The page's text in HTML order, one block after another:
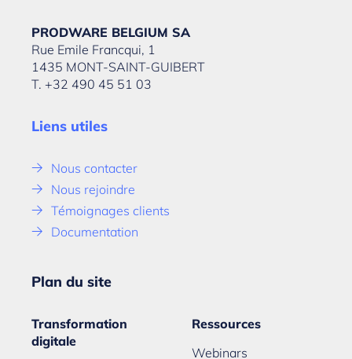
PRODWARE BELGIUM SA
Rue Emile Francqui, 1
1435 MONT-SAINT-GUIBERT
T. +32 490 45 51 03
Liens utiles
Nous contacter
Nous rejoindre
Témoignages clients
Documentation
Plan du site
Transformation
digitale
Ressources
Webinars